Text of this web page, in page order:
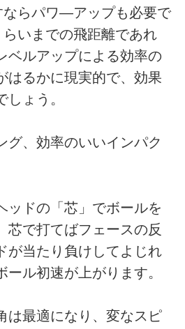
ならパワ—アップも必要で
いまでの飛距離であれ
ベルアップによる効率の
はるかに現実的で、効果
しょう。
グ、効率のいいインパク
ッドの「芯」でボールを
芯で打てばフェースの反
が当たり負けしてよじれ
ール初速が上がります。
は最適になり、変なスピ